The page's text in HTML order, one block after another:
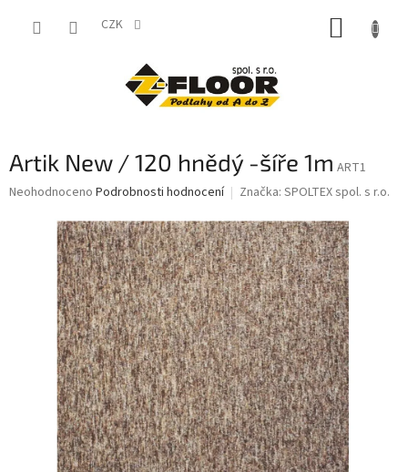
CZK
Artik New / 120 hnědý -šíře 1m ART1
Průměrné
produktu
hvězdiček.
Neohodnoceno Podrobnosti hodnocení Značka: SPOLTEX spol. s r.o.